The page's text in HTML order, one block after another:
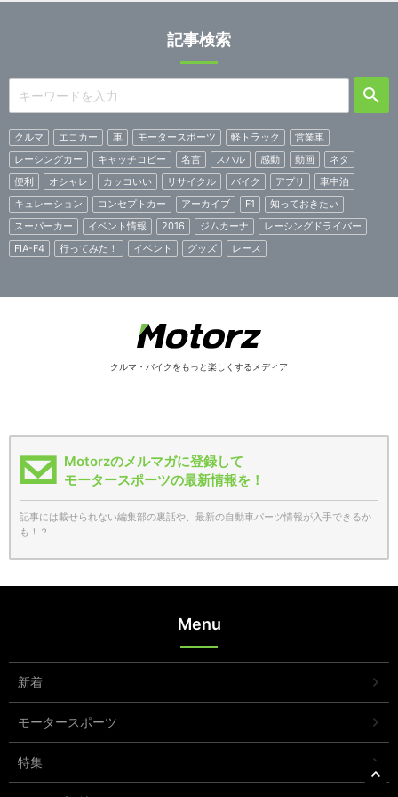
記事検索
クルマ エコカー 車 モータースポーツ 軽トラック
営業車
レーシングカー
キャッチコピー 名言 スバル 感動 動画
ネタ
便利
オシャレ カッコいい リサイクル バイク アプリ
車中泊
キュレーション
コンセプトカー アーカイブ F1
知っておきたい
スーパーカー
イベント情報 2016 ジムカーナ
レーシングドライバー
FIA-F4
行ってみた！ イベント グッズ レース
クルマ・バイクをもっと楽しくするメディア
Motorzのメルマガに登録して
モータースポーツの最新情報を！
記事には載せられない編集部の裏話や、最新の自動車パーツ情報が入手できるか
も！？
Menu
新着
モータースポーツ
特集